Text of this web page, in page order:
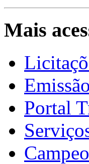
Mais
Portal